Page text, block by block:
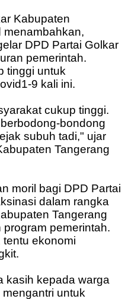
Kabupaten
menambahkan,
DPD Partai Golkar
pemerintah.
tinggi untuk
9 kali ini.
cukup tinggi.
bondong
subuh tadi," ujar
Tangerang
moril bagi DPD Partai
dalam rangka
Tangerang
pemerintah.
ekonomi
kasih kepada warga
untuk